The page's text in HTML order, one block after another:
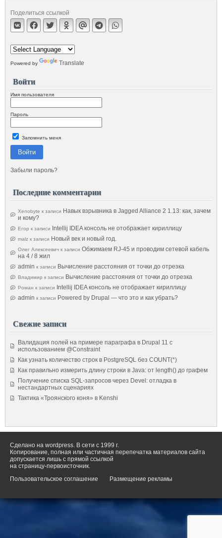
Поделиться ссылкой
Powered by Translate
Войти
Имя пользователя
Пароль
Запомнить меня
Войти
Забыли пароль?
Последние комментарии
Xenobyte к записи Навык взрывника в Jagged Alliance 2 1.13: как, зачем
и кому?
Егор к записи Intellij IDEA консоль не отображает кириллицу
malz к записи Новый век и новый год.
Олег Алексеевич к записи Обжимаем RJ-45 и проводим сетевой кабель
на 4 / 8 жил
admin к записи Вычисление расстояния от точки до отрезка
Владимир к записи Вычисление расстояния от точки до отрезка
Роман к записи Intellij IDEA консоль не отображает кириллицу
admin к записи Powered by Drupal — что это и как убрать?
Свежие записи
Валидация полей на примере параграфа в Drupal 11 с
использованием @Constraint
Как узнать количество строк в PostgreSQL без COUNT(*)
Как правильно измерить длину строки в Java: от length() до графем
Получение списка SQL-запросов через Devel: отладка в
нестандартных сценариях
Тактика «Троянского коня» в Kenshi
Сделано на wordpress. В сети с 1999 г.
Копирование, полная или частичная перепечатка материалов сайта
допускается лишь с прямой ссылкой
на страницу-первоисточник.
Пользовательское соглашение
Размещение рекламы